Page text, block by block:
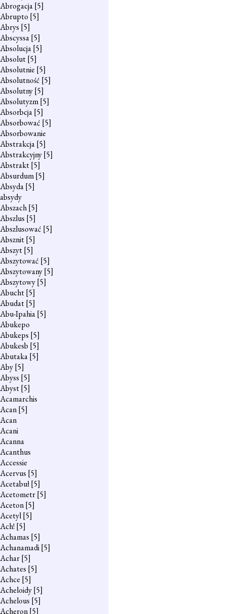
Abrogacja[5]
Abrupto [5]
Abrys [5]
Abscyssa[5]
Absolucja[5]
Absolut[5]
Absolutnie [5]
Absolutność [5]
Absolutny[5]
Absolutyzm[5]
Absorbcja[5]
Absorbować [5]
Absorbowanie
Abstrakcja[5]
Abstrakcyjny[5]
Abstrakt[5]
Absurdum[5]
Absyda[5]
absydy
Abszach[5]
Abszlus [5]
Abszlusować [5]
Absznit[5]
Abszyt[5]
Abszytować [5]
Abszytowany[5]
Abszytowy[5]
Abucht[5]
Abudat[5]
Abu-Ipahia[5]
Abukepo
Abukeps [5]
Abukesb [5]
Abutaka[5]
Aby[5]
Abyss [5]
Abyst[5]
Acamarchis
Acan[5]
Acan
Acani
Acanna
Acanthus
Accessie
Acervus [5]
Acetabuł[5]
Acetometr[5]
Aceton[5]
Acetyl[5]
Ach! [5]
Achamas [5]
Achanamadi[5]
Achar[5]
Achates [5]
Achce [5]
Acheloidy[5]
Achelous [5]
Acheron[5]